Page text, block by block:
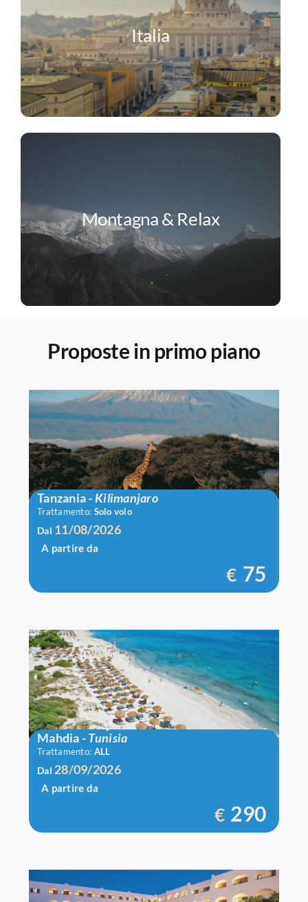
Italia
Montagna & Relax
Proposte in primo piano
Volo A/R Tanzania
Tanzania-Kilimanjaro
Trattamento: Solo volo
Dal 11/08/2026
A partire da
€ 75
Bravo El Borj
Mahdia -Tunisia
Trattamento: ALL
Dal 28/09/2026
A partire da
€ 290